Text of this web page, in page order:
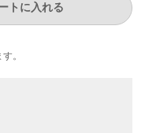
トに入れる
。